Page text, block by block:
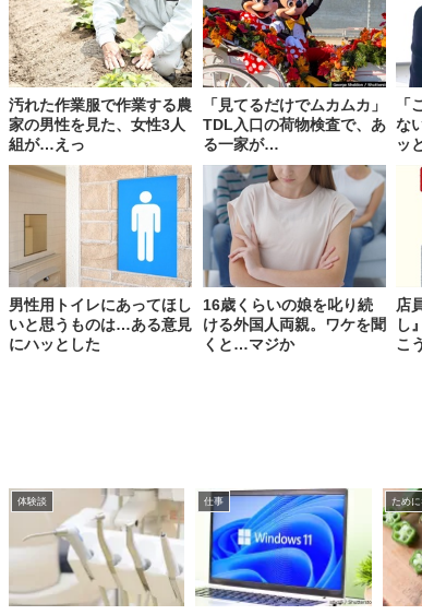
汚れた作業服で作業する農
家の男性を見た、女性3人
組が…えっ
「見てるだけでムカムカ」
TDL入口の荷物検査で、あ
る一家が…
「
な
ッ
男性用トイレにあってほし
いと思うものは…ある意見
にハッとした
16歳くらいの娘を叱り続
ける外国人両親。ワケを聞
くと…マジか
店
し
こ
体験談 仕事 ために